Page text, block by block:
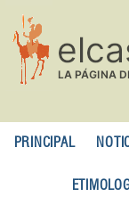
contenido
principal
PRINCIPAL